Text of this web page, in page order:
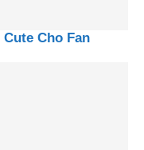
Cho Fan